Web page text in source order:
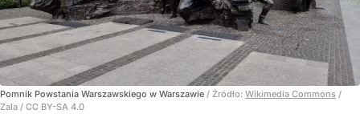
Pomnik Powstania Warszawskiego w Warszawie / Źródło: Wikimedia Commons /
Zala / CC BY-SA 4.0